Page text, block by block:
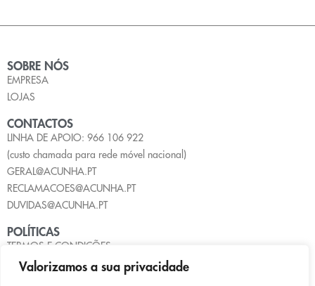
Valorizamos a sua privacidade
SOBRE NÓS
EMPRESA
LOJAS
CONTACTOS
LINHA DE APOIO: 966 106 922
(custo chamada para rede móvel nacional)
GERAL@ACUNHA.PT
RECLAMACOES@ACUNHA.PT
DUVIDAS@ACUNHA.PT
POLÍTICAS
TERMOS E CONDIÇÕES
POLÍTICA DE PRIVACIDADE